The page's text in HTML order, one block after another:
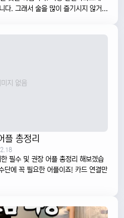
다. 그래서 술을 많이 즐기시지 않거...
미지 없음
플 총정리
필수 및 권장 어플 총정리 해보겠습